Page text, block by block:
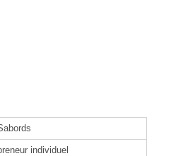
individuel